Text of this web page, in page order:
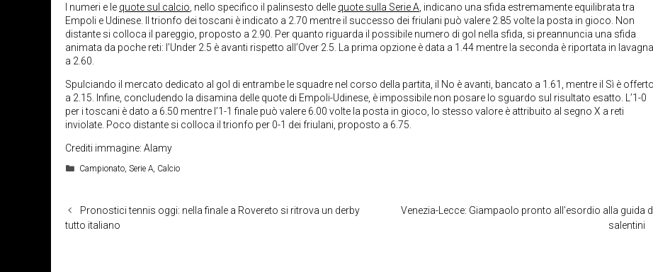
I numeri e le quote sul calcio , nello specifico il palinsesto delle quote sulla Serie A , indicano una sfida estremamente equilibrata tra
Empoli e Udinese. Il trionfo dei toscani è indicato a 2.70 mentre il successo dei friulani può valere 2.85 volte la posta in gioco. Non
distante si colloca il pareggio, proposto a 2.90. Per quanto riguarda il possibile numero di gol nella sfida, si preannuncia una sfida
animata da poche reti: l’Under 2.5 è avanti rispetto all’Over 2.5. La prima opzione è data a 1.44 mentre la seconda è riportata in lavagna
a 2.60.
Spulciando il mercato dedicato al gol di entrambe le squadre nel corso della partita, il No è avanti, bancato a 1.61, mentre il Sì è offerto
a 2.15. Infine, concludendo la disamina delle quote di Empoli-Udinese, è impossibile non posare lo sguardo sul risultato esatto. L’1-0
per i toscani è dato a 6.50 mentre l’1-1 finale può valere 6.00 volte la posta in gioco, lo stesso valore è attribuito al segno X a reti
inviolate. Poco distante si colloca il trionfo per 0-1 dei friulani, proposto a 6.75.
Crediti immagine: Alamy
Categorie
Campionato,Serie A, Calcio
Pronostici tennis oggi: nella finale a Rovereto si ritrova un derby
tutto italiano
Venezia-Lecce: Giampaolo pronto all’esordio alla guida
salentini